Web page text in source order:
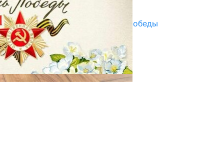
29.04.2025
Награды в преддверии Дня Победы
29.04.2025